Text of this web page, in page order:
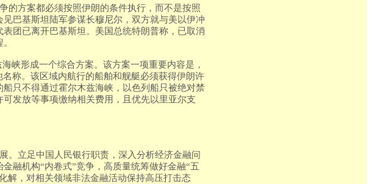
的方案都必须按照伊朗的条件执行，而不是按照
巴基斯坦陆军参谋长穆尼尔，双方就与美以伊冲
团已离开巴基斯坦。美国总统特朗普称，已取消
峡形成一个综合方案。该方案一项重要内容是，
称。该区域内航行的船舶和舰艇必须获得伊朗许
只不得通过霍尔木兹海峡，以色列船只被绝对禁
发放等事项缴纳相关费用，且优先以里亚尔支
。立足中国人民银行职责，深入分析经济金融问
融机构“内卷式”竞争，高质量统筹做好金融“五
解，对相关领域非法金融活动保持高压打击态